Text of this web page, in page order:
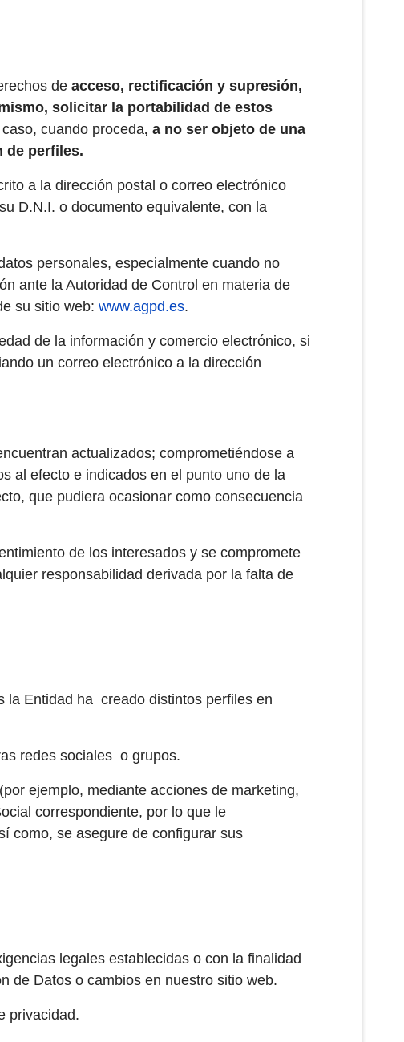
de acceso, rectificación y supresión,
solicitar la portabilidad de estos
cuando proceda, a no ser objeto de una
de perfiles.
a la dirección postal o correo electrónico
D.N.I. o documento equivalente, con la
personales, especialmente cuando no
ante la Autoridad de Control en materia de
su sitio web: www.agpd.es.
de la información y comercio electrónico, si
un correo electrónico a la dirección
actualizados; comprometiéndose a
al efecto e indicados en el punto uno de la
que pudiera ocasionar como consecuencia
de los interesados y se compromete
responsabilidad derivada por la falta de
la Entidad ha creado distintos perfiles en
redes sociales o grupos.
ejemplo, mediante acciones de marketing,
correspondiente, por lo que le
como, se asegure de configurar sus
legales establecidas o con la finalidad
de Datos o cambios en nuestro sitio web.
privacidad.